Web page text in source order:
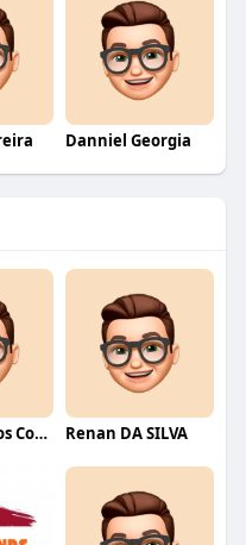
Danniel Georgia
Cleber Santos Costa Renan DA SILVA